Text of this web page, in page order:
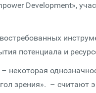
Development»,
потенциала и
некоторая
зрения». – считают